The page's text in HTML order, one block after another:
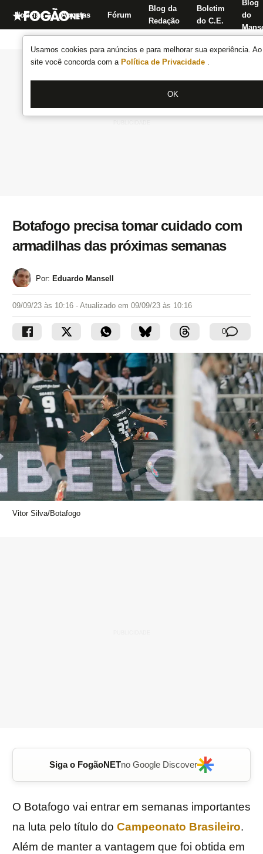
Usamos cookies para anúncios e para melhorar sua experiência.
site você concorda com a Política de Privacidade .
OK
Notícias Apostas Fórum
Blog da
Redação
Boletim
do C.E.
Blog
do
Botafogo precisa tomar cuidado com
armadilhas das próximas semanas
Por: Eduardo Mansell
09/09/23 às 10:16 - Atualizado em 09/09/23 às 10:16
0
Vitor Silva/Botafogo
Siga o FogãoNETno Google Discover
O Botafogo vai entrar em semanas importantes
na luta pelo título do Campeonato Brasileiro.
Além de manter a vantagem que foi obtida em